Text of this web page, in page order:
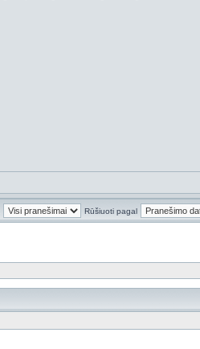
Rūšiuoti pagal